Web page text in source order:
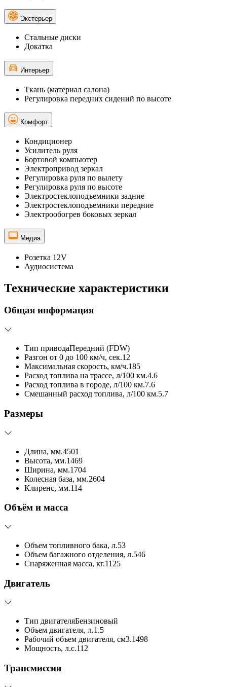
Экстерьер
Стальные диски
Докатка
Интерьер
Ткань (материал салона)
Регулировка передних сидений по высоте
Комфорт
Кондиционер
Усилитель руля
Бортовой компьютер
Электропривод зеркал
Регулировка руля по вылету
Регулировка руля по высоте
Электростеклоподъемники задние
Электростеклоподъемники передние
Электрообогрев боковых зеркал
Медиа
Розетка 12V
Аудиосистема
Технические характеристики
Общая информация
Тип приводаПередний (FDW)
Разгон от 0 до 100 км/ч, сек.12
Максимальная скорость, км/ч.185
Расход топлива на трассе, л/100 км.4.6
Расход топлива в городе, л/100 км.7.6
Смешанный расход топлива, л/100 км.5.7
Размеры
Длина, мм.4501
Высота, мм.1469
Ширина, мм.1704
Колесная база, мм.2604
Клиренс, мм.114
Объём и масса
Объем топливного бака, л.53
Объем багажного отделения, л.546
Снаряженная масса, кг.1125
Двигатель
Тип двигателяБензиновый
Объем двигателя, л.1.5
Рабочий объем двигателя, см3.1498
Мощность, л.с.112
Трансмиссия